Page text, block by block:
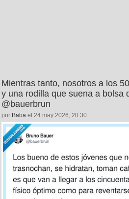
Mientras tanto, nosotros a los
y una rodilla que suena a bolsa
@bauerbrun
por Baba el 24 may 2026, 20:30